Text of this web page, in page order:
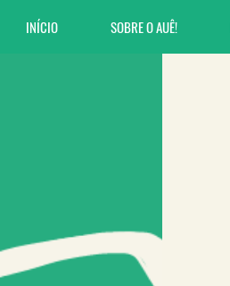
INÍCIO SOBRE O AUÊ!